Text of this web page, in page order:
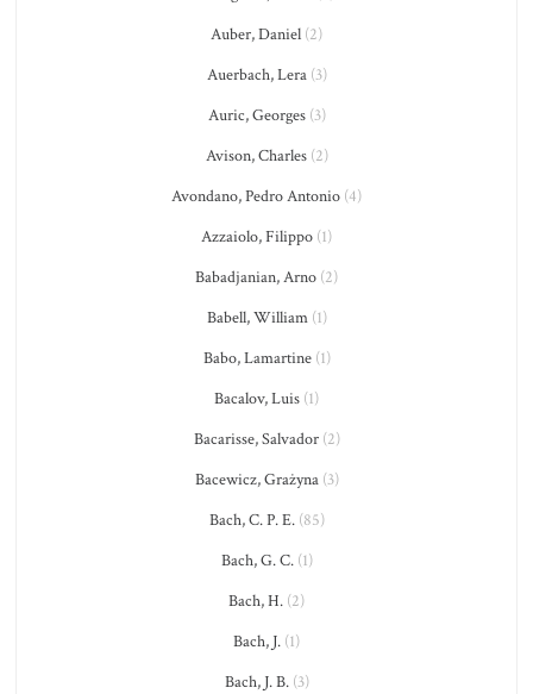
Auber, Daniel (2)
Auerbach, Lera(3)
Auric, Georges(3)
Avison, Charles(2)
Avondano, Pedro Antonio (4)
Azzaiolo, Filippo (1)
Babadjanian, Arno (2)
Babell, William(1)
Babo, Lamartine(1)
Bacalov, Luis (1)
Bacarisse, Salvador(2)
Bacewicz, Grażyna(3)
Bach, C. P. E.(85)
Bach, G. C.(1)
Bach, H. (2)
Bach, J. (1)
Bach, J. B.(3)